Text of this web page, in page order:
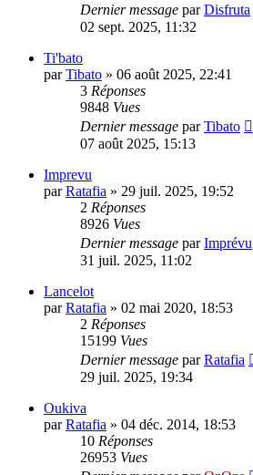
Dernier message parDisfruta
02 sept. 2025, 11:32
Ti'bato
parTibato » 06 août 2025, 22:41
3 Réponses
9848 Vues
Dernier message parTibato
07 août 2025, 15:13
Imprevu
parRatafia » 29 juil. 2025, 19:52
2 Réponses
8926 Vues
Dernier message parImprévu
31 juil. 2025, 11:02
Lancelot
parRatafia » 02 mai 2020, 18:53
2 Réponses
15199 Vues
Dernier message parRatafia
29 juil. 2025, 19:34
Oukiva
parRatafia » 04 déc. 2014, 18:53
10 Réponses
26953 Vues